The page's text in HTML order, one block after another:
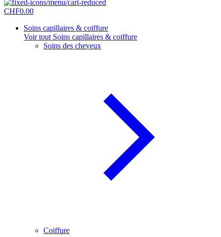
CHF0.00
Soins capillaires & coiffure
Voir tout Soins capillaires & coiffure
Soins des cheveux
Coiffure